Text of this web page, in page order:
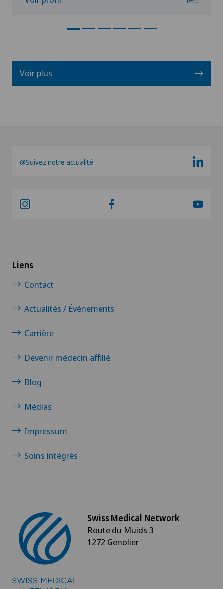
Voir plus
@Suivez notre actualité
Liens
Contact
Actualités / Événements
Carrière
Devenir médecin affilié
Blog
Médias
Impressum
Soins intégrés
Swiss Medical Network
Route du Muids 3
1272 Genolier